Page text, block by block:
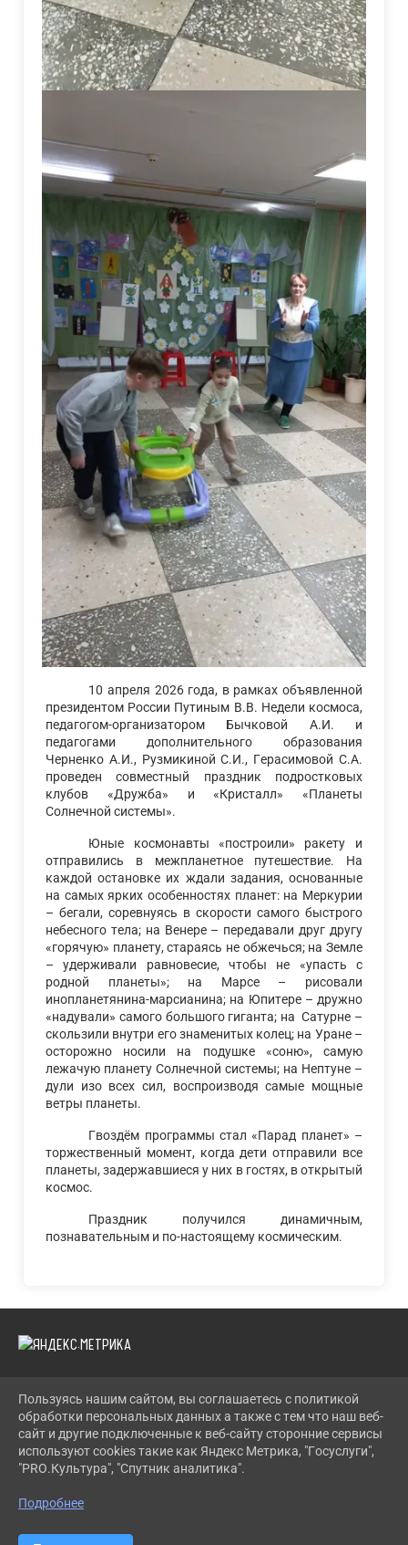
10 апреля 2026 года, в рамках объявленной
президентом России Путиным В.В. Недели космоса,
педагогом-организатором Бычковой А.И. и
педагогами дополнительного образования
Черненко А.И., Рузмикиной С.И., Герасимовой С.А.
проведен совместный праздник подростковых
клубов «Дружба» и «Кристалл» «Планеты
Солнечной системы».
Юные космонавты «построили» ракету и
отправились в межпланетное путешествие. На
каждой остановке их ждали задания, основанные
на самых ярких особенностях планет: на Меркурии
– бегали, соревнуясь в скорости самого быстрого
небесного тела; на Венере – передавали друг другу
«горячую» планету, стараясь не обжечься; на Земле
– удерживали равновесие, чтобы не «упасть с
родной планеты»; на Марсе – рисовали
инопланетянина-марсианина; на Юпитере – дружно
«надували» самого большого гиганта; на Сатурне –
скользили внутри его знаменитых колец; на Уране –
осторожно носили на подушке «соню», самую
лежачую планету Солнечной системы; на Нептуне –
дули изо всех сил, воспроизводя самые мощные
ветры планеты.
Гвоздём программы стал «Парад планет» –
торжественный момент, когда дети отправили все
планеты, задержавшиеся у них в гостях, в открытый
космос.
Праздник получился динамичным,
познавательным и по-настоящему космическим.
2026 Г. LENCDT.RU
ВХОД
КАРТА САЙТА
ПОЛИТИКА ОБРАБОТКИ ПЕРСОНАЛЬНЫХ ДАННЫХ
СДЕЛАНО НА KUBCMS
Пользуясь нашим сайтом, вы соглашаетесь с политикой
обработки персональных данных а также с тем что наш веб-
сайт и другие подключенные к веб-сайту сторонние сервисы
используют cookies такие как Яндекс Метрика, "Госуслуги",
"PRO.Культура", "Спутник аналитика".
Подробнее